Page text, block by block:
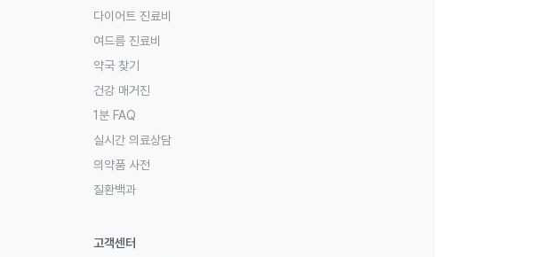
다이어트 진료비
여드름 진료비
약국 찾기
건강 매거진
1분 FAQ
실시간 의료상담
의약품 사전
질환백과
고객센터